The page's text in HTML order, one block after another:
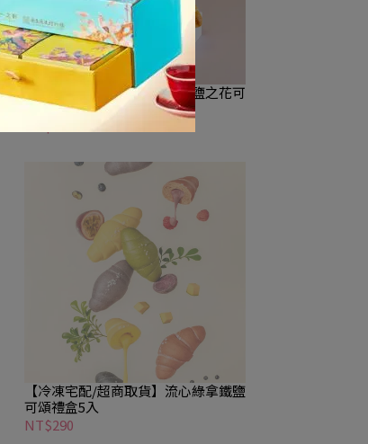
【冷凍宅配/超商取貨】日式鹽之花可
頌
【冷凍宅配/超商取貨】流心綠拿鐵鹽
可頌禮盒5入
NT$290